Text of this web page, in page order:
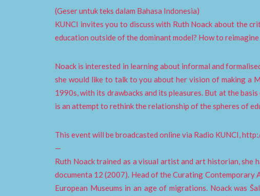
(Geser untuk teks dalam Bahasa Indonesia)
KUNCI invites you to discuss with Ruth Noack about the
education outside of the dominant model? How to
Noack is interested in learning about informal and
she would like to talk to you about her vision of making a
1990s, with its drawbacks and its pleasures. But at the
is an attempt to rethink the relationship of the spheres of
This event will be broadcasted online via Radio KUNCI,
—
Ruth Noack trained as a visual artist and art historian,
documenta 12 (2007). Head of the Curating
European Museums in an age of migrations. Noack was